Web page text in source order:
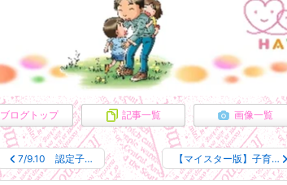
ブログトップ 記事一覧 画像一覧
7/9.10 認定子… 【マイスター版】子育…